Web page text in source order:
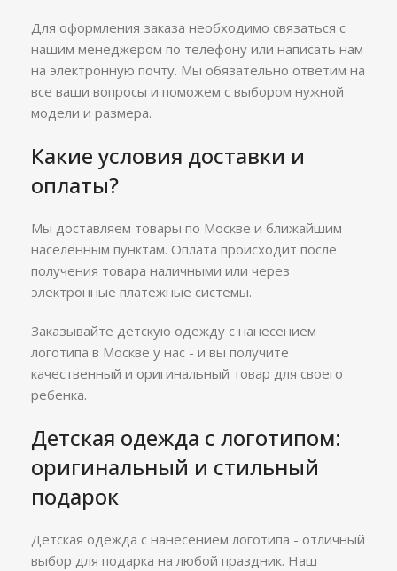
Для оформления заказа необходимо связаться с
нашим менеджером по телефону или написать нам
на электронную почту. Мы обязательно ответим на
все ваши вопросы и поможем с выбором нужной
модели и размера.
Какие условия доставки и
оплаты?
Мы доставляем товары по Москве и ближайшим
населенным пунктам. Оплата происходит после
получения товара наличными или через
электронные платежные системы.
Заказывайте детскую одежду с нанесением
логотипа в Москве у нас - и вы получите
качественный и оригинальный товар для своего
ребенка.
Детская одежда с логотипом:
оригинальный и стильный
подарок
Детская одежда с нанесением логотипа - отличный
выбор для подарка на любой праздник. Наш